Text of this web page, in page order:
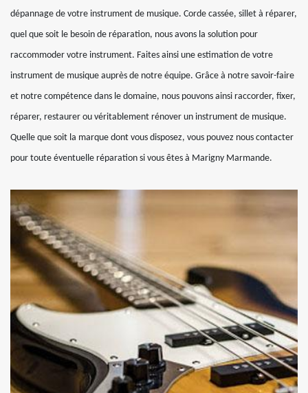
dépannage de votre instrument de musique. Corde cassée, sillet à réparer,
quel que soit le besoin de réparation, nous avons la solution pour
raccommoder votre instrument. Faites ainsi une estimation de votre
instrument de musique auprès de notre équipe. Grâce à notre savoir-faire
et notre compétence dans le domaine, nous pouvons ainsi raccorder, fixer,
réparer, restaurer ou véritablement rénover un instrument de musique.
Quelle que soit la marque dont vous disposez, vous pouvez nous contacter
pour toute éventuelle réparation si vous êtes à Marigny Marmande.